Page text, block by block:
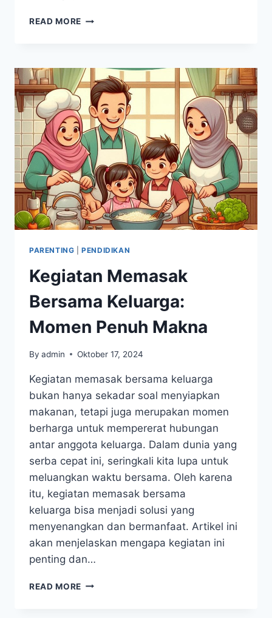
READ MORE KOMUNIKASI
UNTUK
KEHARMONISAN
PARENTING |PENDIDIKAN
Kegiatan Memasak
Bersama Keluarga:
Momen Penuh Makna
By admin Oktober 17, 2024
Kegiatan memasak bersama keluarga
bukan hanya sekadar soal menyiapkan
makanan, tetapi juga merupakan momen
berharga untuk mempererat hubungan
antar anggota keluarga. Dalam dunia yang
serba cepat ini, seringkali kita lupa untuk
meluangkan waktu bersama. Oleh karena
itu, kegiatan memasak bersama
keluarga bisa menjadi solusi yang
menyenangkan dan bermanfaat. Artikel ini
akan menjelaskan mengapa kegiatan ini
penting dan…
READ MORE KEGIATAN